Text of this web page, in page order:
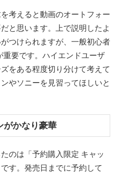
考えると動画のオートフォー
と思います。上で説明したよ
つけられますが、一般初心者
重要です。ハイエンドユーザ
をある程度切り分けて考えて
やソニーを見習ってほしいと
がかなり豪華
のは「予約購入限定 キャッ
す。発売日までに予約して